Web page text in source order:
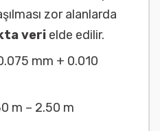
zor alanlarda
veri elde edilir.
mm + 0.010
m – 2.50 m